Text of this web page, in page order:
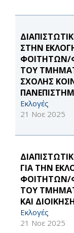
ΣΤΗΝ
ΦΟΙΤΗΤΩΝ/
ΤΟΥ
ΣΧΟΛΗΣ
Εκλογές
21 Νοε 2025
ΓΙΑ ΤΗΝ
ΦΟΙΤΗΤΩΝ/
ΤΟΥ
ΚΑΙ
Εκλογές
21 Νοε 2025